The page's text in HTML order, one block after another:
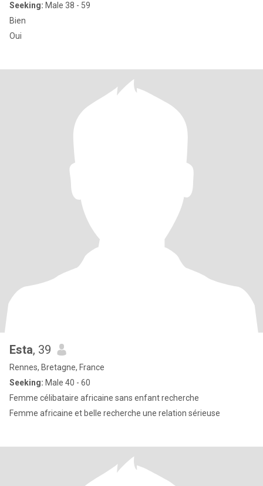
Seeking: Male 38 - 59
Bien
Oui
Esta, 39
Rennes, Bretagne, France
Seeking: Male 40 - 60
Femme célibataire africaine sans enfant recherche
Femme africaine et belle recherche une relation sérieuse